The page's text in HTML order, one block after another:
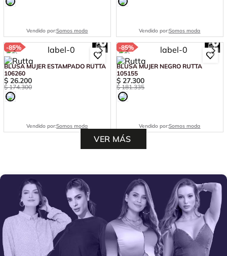
Vendido por:Somos moda Vendido por:Somos moda
-85%
BLUSA MUJER ESTAMPADO RUTTA
106260
$ 26.200
$ 174.300
Vendido por:Somos moda
-85%
BLUSA MUJER NEGRO RUTTA
105155
$ 27.300
$ 181.335
Vendido por:Somos moda